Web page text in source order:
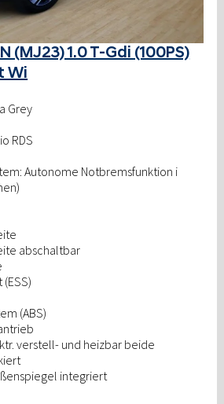
(MJ23) 1.0 T-Gdi (100PS)
Wi
Grey
RDS
Autonome Notbremsfunktion i
abschaltbar
(ABS)
verstell- und heizbar beide
integriert